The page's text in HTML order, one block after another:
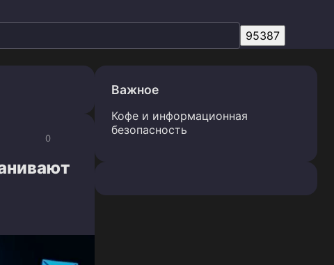
0
Важное
Кофе и информационная
безопасность